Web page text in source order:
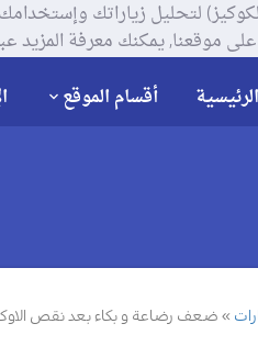
موقعنا, يمكنك معرفة المزيد
الرئيسية أقسام الموقع
ضعف رضاعة و بكاء بعد نقص